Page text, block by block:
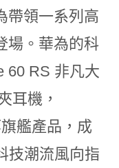
帶領一系列高
場。華為的科
60 RS 非凡大
耳機，
艦產品，成
技潮流風向指